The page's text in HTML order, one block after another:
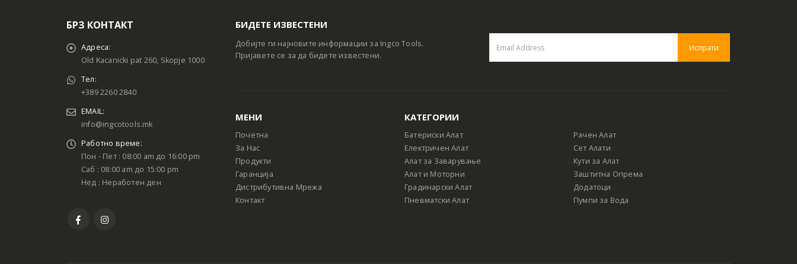
БРЗ КОНТАКТ
Адреса:
Old Kacanicki pat 260, Skopje 1000
Тел:
+389 2260 2840
EMAIL:
info@ingcotools.mk
Работно време:
Пон - Пет : 08:00 am до 16:00 pm
Саб : 08:00 am до 15:00 pm
Нед : Неработен ден
БИДЕТЕ ИЗВЕСТЕНИ
Добијте ги најновите информации за Ingco Tools.
Пријавете се за да бидете известени.
МЕНИ
Почетна
За Нас
Продукти
Гаранција
Дистрибутивна Мрежа
Контакт
КАТЕГОРИИ
Батериски Алат
Електричен Алат
Алат за Заварување
Алат и Моторни
Градинарски Алат
Пневматски Алат
Рачен Алат
Сет Алати
Кути за Алат
Заштитна Опрема
Додатоци
Пумпи за Вода